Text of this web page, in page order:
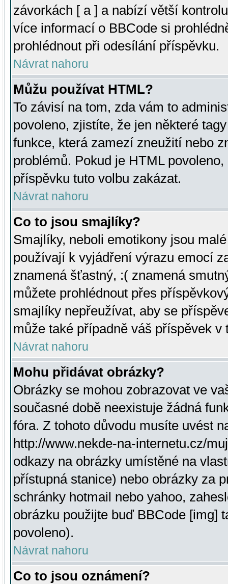
závorkách [ a ] a nabízí větší
více informací o BBCode si
prohlédnout při odesílání příspěvku.
Návrat nahoru
Můžu používat HTML?
To závisí na tom, zda vám to
povoleno, zjistíte, že jen některé
funkce, která zamezí zneužití nebo
problémů. Pokud je HTML
příspěvku tuto volbu zakázat.
Návrat nahoru
Co to jsou smajlíky?
Smajlíky, neboli emotikony jsou
používají k vyjádření výrazu emocí
znamená šťastný, :( znamená
můžete prohlédnout přes
smajlíky nepřeužívat, aby se
může také případně váš příspěvek v
Návrat nahoru
Mohu přidávat obrázky?
Obrázky se mohou zobrazovat ve
současné době neexistuje žádná
fóra. Z tohoto důvodu musíte uvést
http://www.nekde-na-internetu.cz/
odkazy na obrázky umístěné na
přístupná stanice) nebo obrázky za
schránky hotmail nebo yahoo,
obrázku použijte buď BBCode [img]
povoleno).
Návrat nahoru
Co to jsou oznámení?